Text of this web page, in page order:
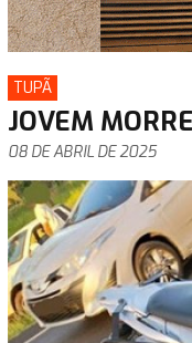
TUPÃ
JOVEM
08 DE ABRIL DE 2025